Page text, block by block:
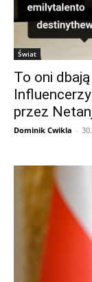
Świat
To oni
przez
Dominik Cwikla -